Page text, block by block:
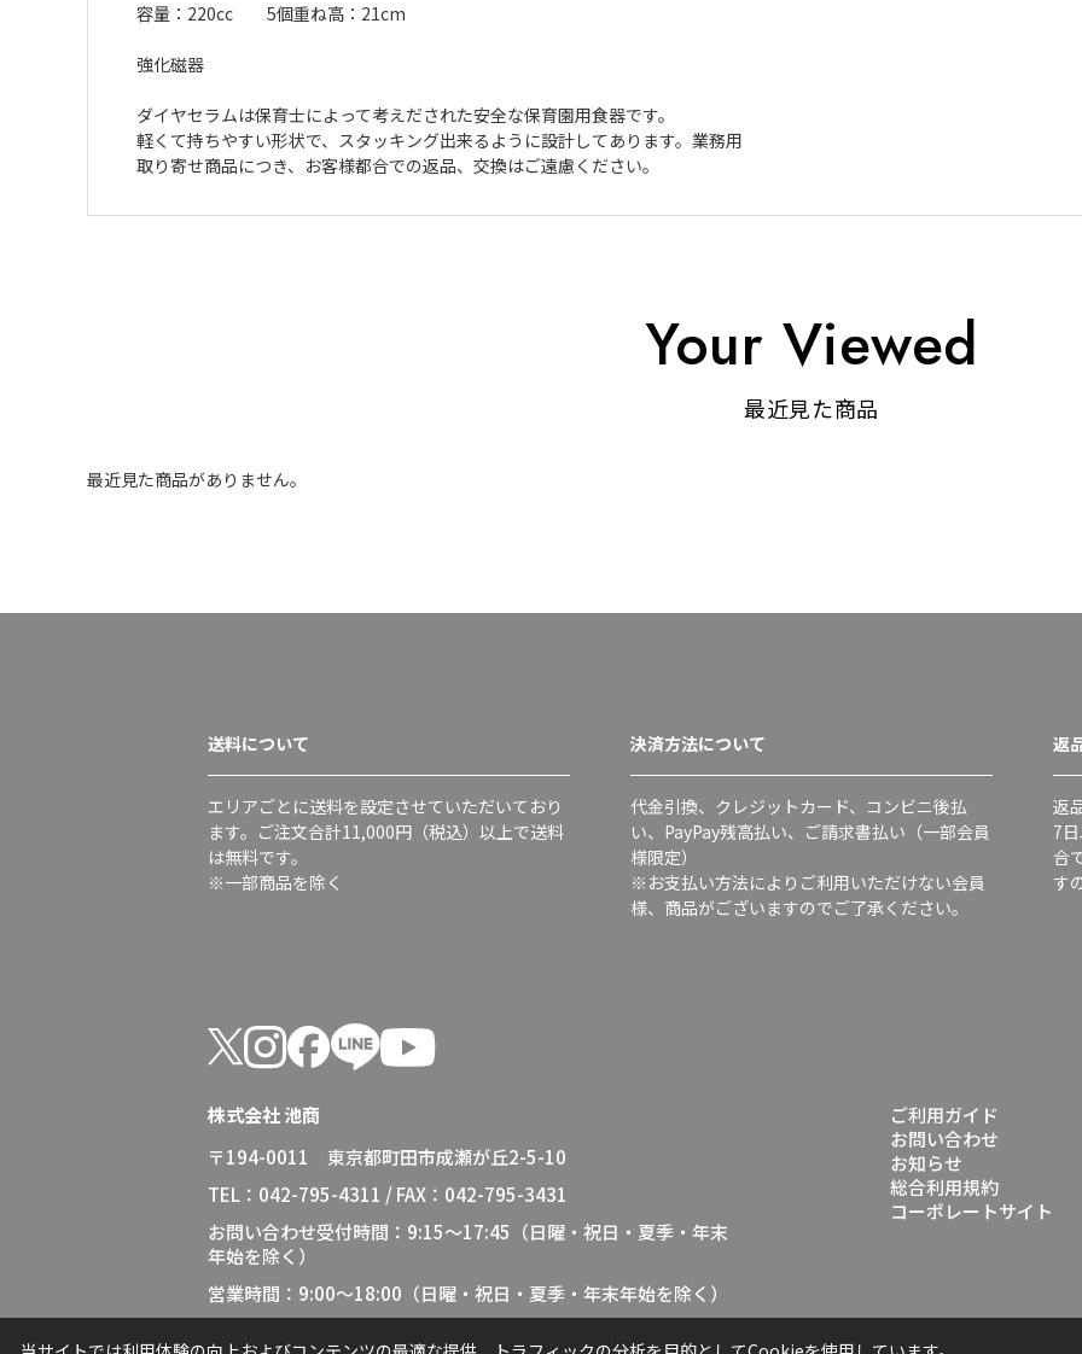
容量：220cc 5個重ね高：21cm
強化磁器
ダイヤセラムは保育士によって考えだされた安全な保育園用食器です。
軽くて持ちやすい形状で、スタッキング出来るように設計してあります。業務用
取り寄せ商品につき、お客様都合での返品、交換はご遠慮ください。
Your Viewed
最近見た商品
最近見た商品がありません。
送料について
エリアごとに送料を設定させていただいており
ます。ご注文合計11,000円（税込）以上で送料
は無料です。
※一部商品を除く
決済方法について
代金引換、クレジットカード、コンビニ後払
い、PayPay残高払い、ご請求書払い（一部会員
様限定）
※お支払い方法によりご利用いただけない会員
様、商品がございますのでご了承ください。
返
返
7
合
す
株式会社 池商
〒194-0011 東京都町田市成瀬が丘2-5-10
TEL：042-795-4311 / FAX：042-795-3431
お問い合わせ受付時間：9:15～17:45（日曜・祝日・夏季・年末
年始を除く）
営業時間：9:00～18:00（日曜・祝日・夏季・年末年始を除く）
ご利用ガイド
お問い合わせ
お知らせ
総合利用規約
コーポレートサイト